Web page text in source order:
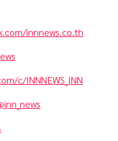
innnews.co.th
c/INNNEWS_INN